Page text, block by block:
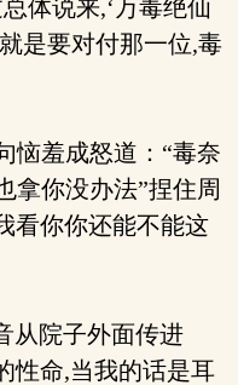
体说来,‘万毒绝仙
是要对付那一位,毒
恼羞成怒道：“毒奈
拿你没办法”捏住周
看你你还能不能这
从院子外面传进
性命,当我的话是耳